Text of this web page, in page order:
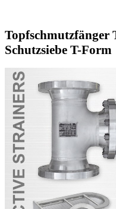
Topfschmutzfänger
Schutzsiebe T-Form